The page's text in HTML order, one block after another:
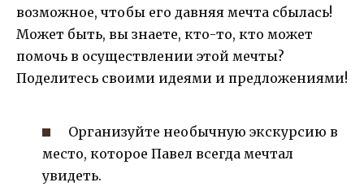
возможное, чтобы его давняя мечта сбылась!
Может быть, вы знаете, кто-то, кто может
помочь в осуществлении этой мечты?
Поделитесь своими идеями и предложениями!
Организуйте необычную экскурсию в
место, которое Павел всегда мечтал
увидеть.